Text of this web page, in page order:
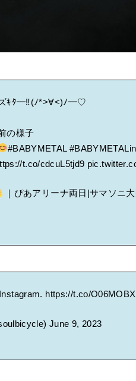
ズｷﾀ━‼(ﾉ*>∀<)ﾉ━♡
の様子
#BABYMETAL
t.co/cdcuL5tjd9
｜ぴあアリーナ両日|サマソニ
https://t.co/
June 9, 2023